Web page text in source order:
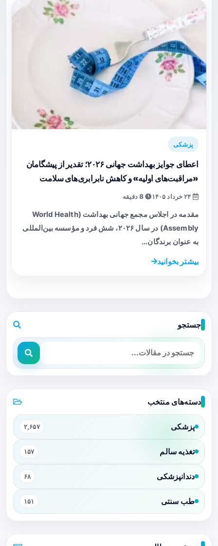
پزشکی
اعطای جوایز بهداشت جهانی ۲۰۲۶؛ تقدیر از پیشگامان
«مراقبت‌های اولیه» و کاهش نابرابری‌های سلامت
8 دقیقه
مقدمه در اجلاس مجمع جهانی بهداشت (World Health
Assembly) در سال ۲۰۲۶، شش فرد و مؤسسه بین‌المللی
به عنوان برندگان…
بیشتر بخوانید
جستجو
دسته‌های منتخب
پزشکی ۲,۶۵۷
تغذیه سالم ۱۵۷
دندانپزشکی ۶۸
طب سنتی ۱۵۱